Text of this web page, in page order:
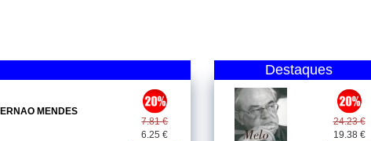
7.81 €
6.25 €
MENDES
Destaques
24.23 €
19.38 €